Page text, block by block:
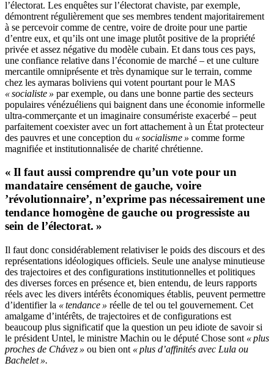
l’électorat. Les enquêtes sur l’électorat chaviste, par exemple,
démontrent régulièrement que ses membres tendent majoritairement
à se percevoir comme de centre, voire de droite pour une partie
d’entre eux, et qu’ils ont une image plutôt positive de la propriété
privée et assez négative du modèle cubain. Et dans tous ces pays,
une confiance relative dans l’économie de marché – et une culture
mercantile omniprésente et très dynamique sur le terrain, comme
chez les aymaras boliviens qui votent pourtant pour le MAS
« socialiste » par exemple, ou dans une bonne partie des secteurs
populaires vénézuéliens qui baignent dans une économie informelle
ultra-commerçante et un imaginaire consumériste exacerbé – peut
parfaitement coexister avec un fort attachement à un État protecteur
des pauvres et une conception du « socialisme » comme forme
magnifiée et institutionnalisée de charité chrétienne.
« Il faut aussi comprendre qu’un vote pour un
mandataire censément de gauche, voire
’révolutionnaire’, n’exprime pas nécessairement une
tendance homogène de gauche ou progressiste au
sein de l’électorat. »
Il faut donc considérablement relativiser le poids des discours et des
représentations idéologiques officiels. Seule une analyse minutieuse
des trajectoires et des configurations institutionnelles et politiques
des diverses forces en présence et, bien entendu, de leurs rapports
réels avec les divers intérêts économiques établis, peuvent permettre
d’identifier la « tendance » réelle de tel ou tel gouvernement. Cet
amalgame d’intérêts, de trajectoires et de configurations est
beaucoup plus significatif que la question un peu idiote de savoir si
le président Untel, le ministre Machin ou le député Chose sont « plus
proches de Chávez » ou bien ont « plus d’affinités avec Lula ou
Bachelet ».